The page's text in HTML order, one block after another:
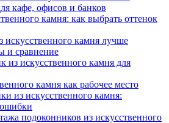
кафе, офисов и банков
камня: как выбрать оттенок
камня лучше
и сравнение
из искусственного камня для
камня как рабочее место
из искусственного камня:
подоконников из искусственного